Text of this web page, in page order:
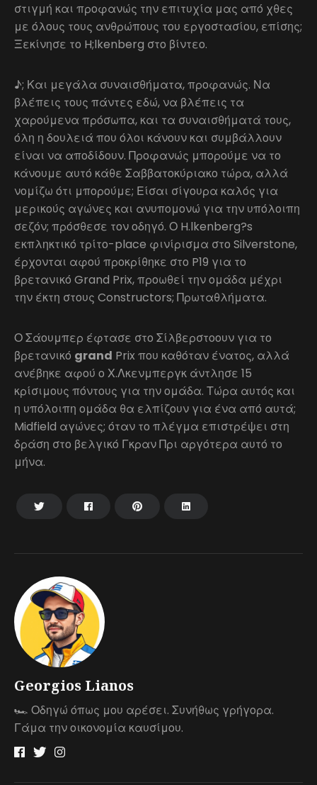
Georgios Lianos
🏎 Οδηγώ όπως μου αρέσει. Συνήθως γρήγορα.
Γάμα την οικονομία καυσίμου.
στιγμή και προφανώς την επιτυχία μας από χθες
με όλους τους ανθρώπους του εργοστασίου, επίσης;
Ξεκίνησε το H;lkenberg στο βίντεο.
♪; Και μεγάλα συναισθήματα, προφανώς. Να
βλέπεις τους πάντες εδώ, να βλέπεις τα
χαρούμενα πρόσωπα, και τα συναισθήματά τους,
όλη η δουλειά που όλοι κάνουν και συμβάλλουν
είναι να αποδίδουν. Προφανώς μπορούμε να το
κάνουμε αυτό κάθε Σαββατοκύριακο τώρα, αλλά
νομίζω ότι μπορούμε; Είσαι σίγουρα καλός για
μερικούς αγώνες και ανυπομονώ για την υπόλοιπη
σεζόν; πρόσθεσε τον οδηγό. Ο H.lkenberg?s
εκπληκτικό τρίτο-place φινίρισμα στο Silverstone,
έρχονται αφού προκρίθηκε στο P19 για το
βρετανικό Grand Prix, προωθεί την ομάδα μέχρι
την έκτη στους Constructors; Πρωταθλήματα.
Ο Σάουμπερ έφτασε στο Σίλβερστοουν για το
βρετανικό grand Prix που καθόταν ένατος, αλλά
ανέβηκε αφού ο Χ.Λκενμπεργκ άντλησε 15
κρίσιμους πόντους για την ομάδα. Τώρα αυτός και
η υπόλοιπη ομάδα θα ελπίζουν για ένα από αυτά;
Midfield αγώνες; όταν το πλέγμα επιστρέψει στη
δράση στο βελγικό Γκραν Πρι αργότερα αυτό το
μήνα.